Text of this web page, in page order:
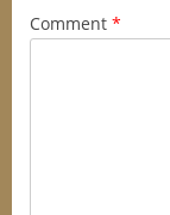
Comment *